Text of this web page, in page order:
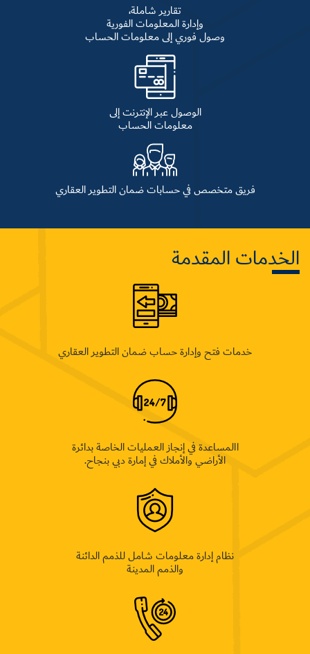
تقارير شاملة،
وإدارة المعلومات الفورية
وصول فوري إلى معلومات الحساب
الوصول عبر الإنترنت إلى
معلومات الحساب
فريق متخصص في حسابات ضمان التطوير العقاري
الخدمات المقدمة
خدمات فتح وإدارة حساب ضمان التطوير العقاري
االمساعدة في إنجاز العمليات الخاصة بدائرة
الأراضي والأملاك في إمارة دبي بنجاح.
نظام إدارة معلومات شامل للذمم الدائنة
والذمم المدينة